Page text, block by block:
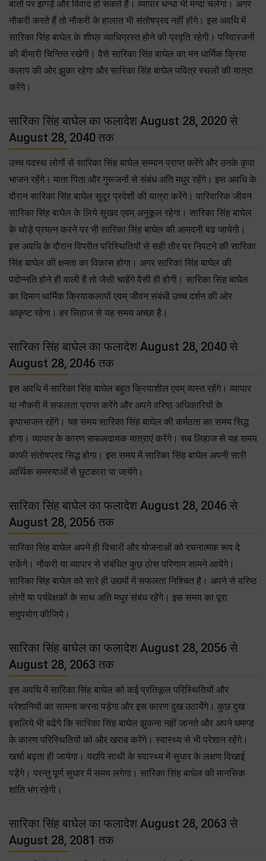
बातों पर झगड़ें और विवाद हो सकते हैं। व्यापार धन्धा भी मन्दा चलेगा। अगर
नौकरी करते हैं तो नौकरी के हालात भी संतोषप्रद नहीं होंगे। इस अवधि में
सारिका सिंह बाघेल के शीघ्र व्याधिग्रस्त होने की प्रवृति रहेगी। परिवारजनों
की बीमारी चिन्तित रखेगी। वैसे सारिका सिंह बाघेल का मन धार्मिक क्रिया
कलाप की ओर झुका रहेगा और सारिका सिंह बाघेल पवित्र स्थलों की यात्रा
करेंगे।
सारिका सिंह बाघेल का फलादेश August 28, 2020 से
August 28, 2040 तक
उच्च पदस्थ लोगों से सारिका सिंह बाघेल सम्मान प्राप्त करेंगे और उनके कृपा
भाजन रहेंगे। माता पिता और गुरूजनों से संबंध अति मधुर रहेंगे। इस अवधि के
दौरान सारिका सिंह बाघेल सुदूर प्रदेशों की यात्रा करेंगे। पारिवारिक जीवन
सारिका सिंह बाघेल के लिये सुखद एवम् अनुकूल रहेगा। सारिका सिंह बाघेल
के थोड़े प्रयत्न करने पर भी सारिका सिंह बाघेल की आमदनी बढ जायेगी।
इस अवधि के दौरान विपरीत परिस्थितियों से सही तौर पर निपटने की सारिका
सिंह बाघेल की क्षमता का विकास होगा। अगर सारिका सिंह बाघेल की
पदोन्नति होने ही वाली है तो जैसी चाहेंगे वैसी ही होगी। सारिका सिंह बाघेल
का दिमाग धार्मिक क्रियाकलापों एवम् जीवन संबंधी उच्च दर्शन की ओर
आकृष्ट रहेगा। हर लिहाज से यह समय अच्छा है।
सारिका सिंह बाघेल का फलादेश August 28, 2040 से
August 28, 2046 तक
इस अवधि में सारिका सिंह बाघेल बहुत क्रियाशील एवम् व्यस्त रहेंगे। व्यापार
या नौकरी में सफलता प्राप्त करेंगे और अपने वरिष्ठ अधिकारियों के
कृपाभाजन रहेंगे। यह समय सारिका सिंह बाघेल की कर्मठता का समय सिद्ध
होगा। व्यापार के कारण सफलदायक यात्राएं करेंगे। सब लिहाज से यह समय
काफी संतोषप्रद सिद्ध होगा। इस समय में सारिका सिंह बाघेल अपनी सारी
आर्थिक समस्याओं से छुटकारा पा जायेंगे।
सारिका सिंह बाघेल का फलादेश August 28, 2046 से
August 28, 2056 तक
सारिका सिंह बाघेल अपने ही विचारों और योजनाओं को रचनात्मक रूप दे
सकेंगे। नौकरी या व्यापार से संबंधित कुछ ठोस परिणाम सामने आयेंगे।
सारिका सिंह बाघेल को सारे ही उद्यमों में सफलता निश्चित है। अपने से वरिष्ठ
लोगों या पर्यवेक्षकों के साथ अति मधुर संबंध रहेंगे। इस समय का पूरा
सदुपयोग कीजिये।
सारिका सिंह बाघेल का फलादेश August 28, 2056 से
August 28, 2063 तक
इस अवधि में सारिका सिंह बाघेल को कई प्रतिकूल परिस्थितियों और
परेशानियों का सामना करना पड़ेगा और इस कारण दुख उठायेंगे। कुछ दुख
इसलिये भी बढेंगे कि सारिका सिंह बाघेल झुकना नहीं जानते और अपने घमण्ड
के कारण परिस्थितियों को और खराब करेंगे। स्वास्थ्य से भी परेशान रहेंगे।
खर्चा बढ़ता ही जायेगा। यद्यपि साथी के स्वास्थ्य में सुधार के लक्षण दिखाई
पड़ेंगे। परन्तु पूर्ण सुधार में समय लगेगा। सारिका सिंह बाघेल की मानसिक
शांति भंग रहेगी।
सारिका सिंह बाघेल का फलादेश August 28, 2063 से
August 28, 2081 तक